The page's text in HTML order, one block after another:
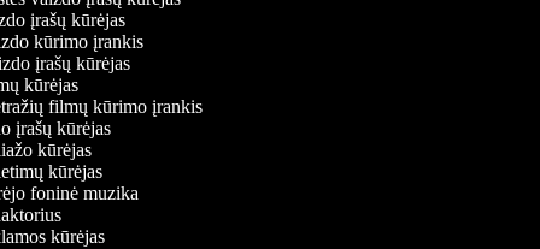
įrašų kūrėjas
kūrimo įrankis
įrašų kūrėjas
kūrėjas
filmų kūrimo įrankis
įrašų kūrėjas
kūrėjas
kūrėjas
foninė muzika
kūrėjas